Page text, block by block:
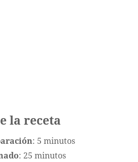
la receta
: 5 minutos
: 25 minutos